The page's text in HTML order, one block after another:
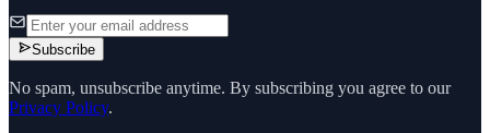
Subscribe
No spam, unsubscribe anytime. By subscribing you agree to our
Privacy Policy.